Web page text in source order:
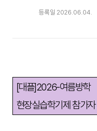
등록일 2026.06.04.
[대플]2026-여름방학
현장실습학기제 참가자